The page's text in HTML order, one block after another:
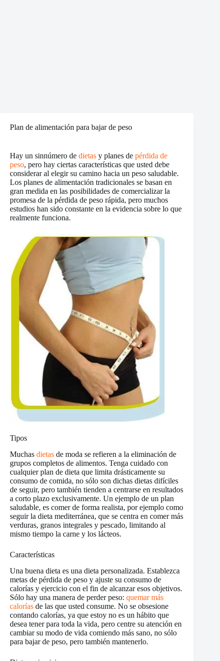
Plan de alimentación para bajar de peso
Hay un sinnúmero de dietas y planes de pérdida de
peso, pero hay ciertas características que usted debe
considerar al elegir su camino hacia un peso saludable.
Los planes de alimentación tradicionales se basan en
gran medida en las posibilidades de comercializar la
promesa de la pérdida de peso rápida, pero muchos
estudios han sido constante en la evidencia sobre lo que
realmente funciona.
Tipos
Muchas dietas de moda se refieren a la eliminación de
grupos completos de alimentos. Tenga cuidado con
cualquier plan de dieta que limita drásticamente su
consumo de comida, no sólo son dichas dietas difíciles
de seguir, pero también tienden a centrarse en resultados
a corto plazo exclusivamente. Un ejemplo de un plan
saludable, es comer de forma realista, por ejemplo como
seguir la dieta mediterránea, que se centra en comer más
verduras, granos integrales y pescado, limitando al
mismo tiempo la carne y los lácteos.
Características
Una buena dieta es una dieta personalizada. Establezca
metas de pérdida de peso y ajuste su consumo de
calorías y ejercicio con el fin de alcanzar esos objetivos.
Sólo hay una manera de perder peso: quemar más
calorías de las que usted consume. No se obsesione
contando calorías, ya que estoy no es un hábito que
desea tener para toda la vida, pero centre su atención en
cambiar su modo de vida comiendo más sano, no sólo
para bajar de peso, pero también mantenerlo.